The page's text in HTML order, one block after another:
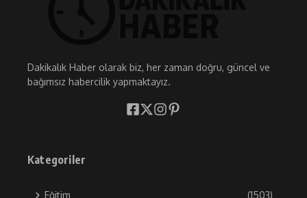
Dakikalık Haber olarak biz, her zaman doğru, güncel ve
bağımsız habercilik yapmaktayız.
Kategoriler
Eğitim (1503)